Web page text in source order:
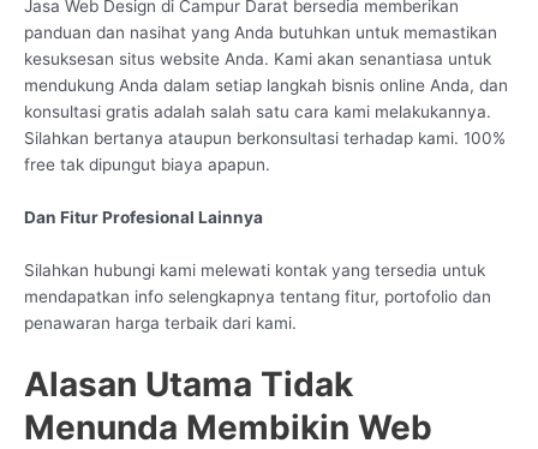
Jasa Web Design di Campur Darat bersedia memberikan
panduan dan nasihat yang Anda butuhkan untuk memastikan
kesuksesan situs website Anda. Kami akan senantiasa untuk
mendukung Anda dalam setiap langkah bisnis online Anda, dan
konsultasi gratis adalah salah satu cara kami melakukannya.
Silahkan bertanya ataupun berkonsultasi terhadap kami. 100%
free tak dipungut biaya apapun.
Dan Fitur Profesional Lainnya
Silahkan hubungi kami melewati kontak yang tersedia untuk
mendapatkan info selengkapnya tentang fitur, portofolio dan
penawaran harga terbaik dari kami.
Alasan Utama Tidak
Menunda Membikin Web